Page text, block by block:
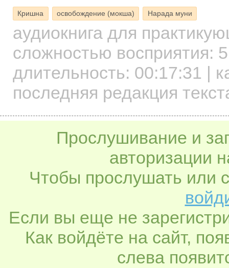
Кришна освобождение (мокша) Нарада муни
аудиокнига для
сложностью восприятия: 5
длительность: 00:17:31 |
последняя редакция
Прослушивание и
авторизации
Чтобы прослушать или
Если вы еще не
Как войдёте на сайт,
слева